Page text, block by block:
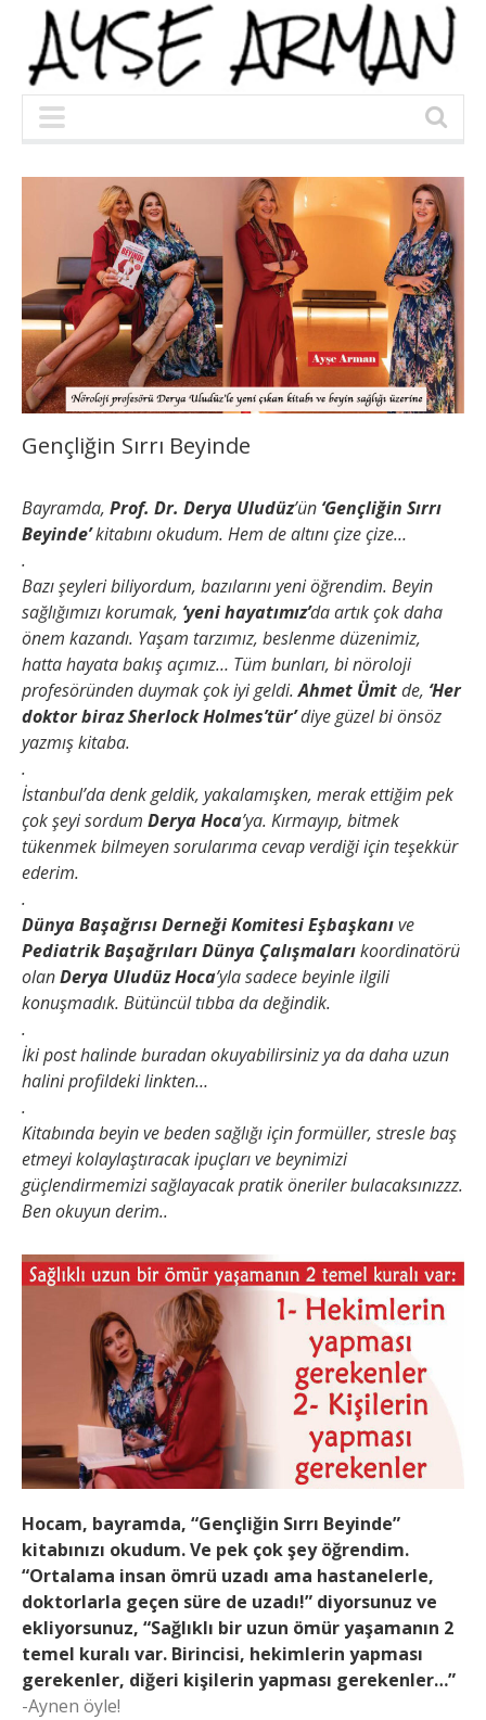
Gençliğin Sırrı Beyinde
Bayramda, Prof. Dr. Derya Uludüz’ün ‘Gençliğin Sırrı
Beyinde’kitabını okudum. Hem de altını çize çize…
.
Bazı şeyleri biliyordum, bazılarını yeni öğrendim. Beyin
sağlığımızı korumak, ‘yeni hayatımız’da artık çok daha
önem kazandı. Yaşam tarzımız, beslenme düzenimiz,
hatta hayata bakış açımız… Tüm bunları, bi nöroloji
profesöründen duymak çok iyi geldi.Ahmet Ümitde, ‘Her
doktor biraz Sherlock Holmes’tür’diye güzel bi önsöz
yazmış kitaba.
.
İstanbul’da denk geldik, yakalamışken, merak ettiğim pek
çok şeyi sordum Derya Hoca’ya. Kırmayıp, bitmek
tükenmek bilmeyen sorularıma cevap verdiği için teşekkür
ederim.
.
Dünya Başağrısı Derneği Komitesi Eşbaşkanıve
Pediatrik Başağrıları Dünya Çalışmalarıkoordinatörü
olanDerya Uludüz Hoca’yla sadece beyinle ilgili
konuşmadık. Bütüncül tıbba da değindik.
.
İki post halinde buradan okuyabilirsiniz ya da daha uzun
halini profildeki linkten…
.
Kitabında beyin ve beden sağlığı için formüller, stresle baş
etmeyi kolaylaştıracak ipuçları ve beynimizi
güçlendirmemizi sağlayacak pratik öneriler bulacaksınızzz.
Ben okuyun derim..
Hocam, bayramda, “Gençliğin Sırrı Beyinde”
kitabınızı okudum. Ve pek çok şey öğrendim.
“Ortalama insan ömrü uzadı ama hastanelerle,
doktorlarla geçen süre de uzadı!” diyorsunuz ve
ekliyorsunuz, “Sağlıklı bir uzun ömür yaşamanın 2
temel kuralı var. Birincisi, hekimlerin yapması
gerekenler, diğeri kişilerin yapması gerekenler…”
-Aynen öyle!